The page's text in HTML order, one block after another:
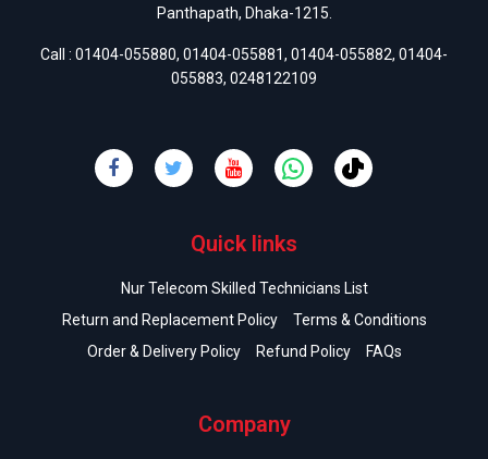
Panthapath, Dhaka-1215.
Call : 01404-055880, 01404-055881, 01404-055882, 01404-
055883, 0248122109
Quick links
Nur Telecom Skilled Technicians List
Return and Replacement Policy
Terms & Conditions
Order & Delivery Policy
Refund Policy FAQs
Company